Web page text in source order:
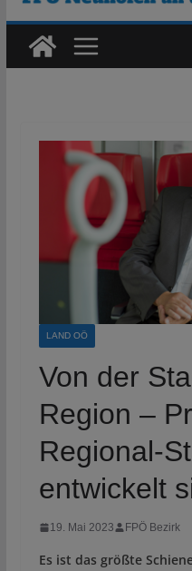
LAND OÖ
Von der
Region –
Regional-
entwickelt
19. Mai 2023 FPÖ Bezirk
Es ist das größte